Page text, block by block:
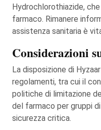
Hydrochlorothiazide,
farmaco. Rimanere
assistenza sanitaria è
Considerazioni
La disposizione di
regolamenti, tra cui il
politiche di limitazione
del farmaco per gruppi
sicurezza critica.